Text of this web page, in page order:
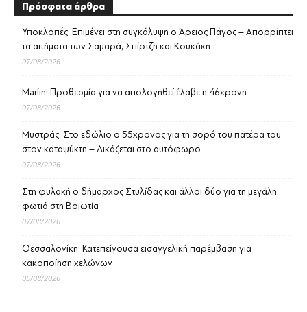
Πρόσφατα άρθρα
Υποκλοπές: Επιμένει στη συγκάλυψη ο Άρειος Πάγος – Απορρίπτει
τα αιτήματα των Σαμαρά, Σπίρτζη και Κουκάκη
07/08/2026
Marfin: Προθεσμία για να απολογηθεί έλαβε η 46χρονη
07/08/2026
Μυστράς: Στο εδώλιο ο 55χρονος για τη σορό του πατέρα του
στον καταψύκτη – Δικάζεται στο αυτόφωρο
07/08/2026
Στη φυλακή ο δήμαρχος Στυλίδας και άλλοι δύο για τη μεγάλη
φωτιά στη Βοιωτία
07/08/2026
Θεσσαλονίκη: Κατεπείγουσα εισαγγελική παρέμβαση για
κακοποίηση χελώνων
05/08/2026